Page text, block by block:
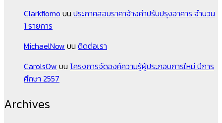
Clarkflomo บน ประกาศสอบราคาจ้างค่าปรับปรุงอาคาร จำนวน
1 รายการ
MichaelNow บน ติดต่อเรา
CarolsOw บน โครงการจัดองค์ความรู้ผู้ประกอบการใหม่ ปีการ
ศึกษา 2557
Archives